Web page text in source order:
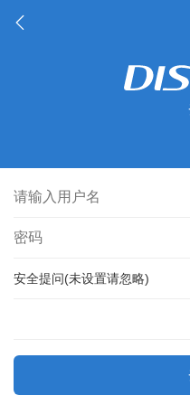
安全提问(未设置请忽略)